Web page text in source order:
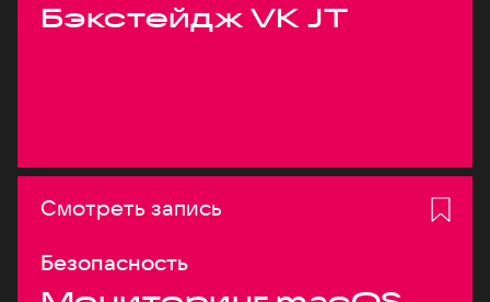
Бэкстейдж VK JT
Смотреть запись
Безопасность